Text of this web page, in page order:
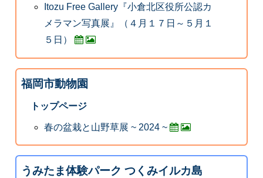
Itozu Free Gallery『小倉北区役所公認カ
メラマン写真展』（４月１７日～５月１
５日）
福岡市動物園
トップページ
春の盆栽と山野草展 ~ 2024 ~
うみたま体験パーク つくみイルカ島